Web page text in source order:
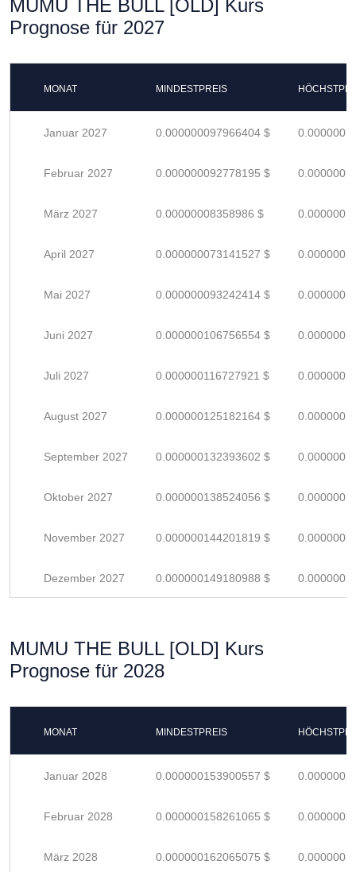
MUMU THE BULL [OLD] Kurs
Prognose für 2027
MONAT MINDESTPREIS
Januar 2027 0.000000097966404 $
Februar 2027 0.000000092778195 $
März 2027 0.00000008358986 $
April 2027 0.000000073141527 $
Mai 2027 0.000000093242414 $
Juni 2027 0.000000106756554 $
Juli 2027 0.000000116727921 $
August 2027 0.000000125182164 $
September 2027 0.000000132393602 $
Oktober 2027 0.000000138524056 $
November 2027 0.000000144201819 $
Dezember 2027 0.000000149180988 $
MUMU THE BULL [OLD] Kurs
Prognose für 2028
MONAT MINDESTPREIS
Januar 2028 0.000000153900557 $
Februar 2028 0.000000158261065 $
März 2028 0.000000162065075 $